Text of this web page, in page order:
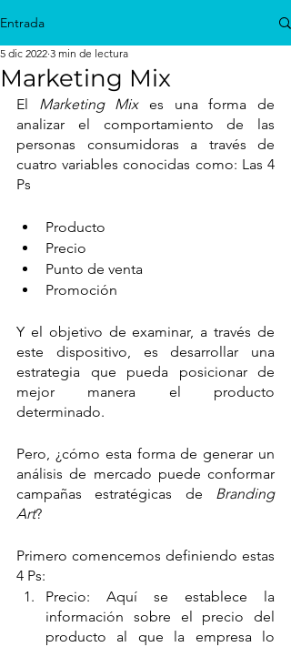
Entrada
Marketing Mix
5 dic 2022 3 min de lectura
El Marketing Mix es una forma de
analizar el comportamiento de las
personas consumidoras a través de
cuatro variables conocidas como: Las 4
Ps
Producto
Precio
Punto de venta
Promoción
Y el objetivo de examinar, a través de
este dispositivo, es desarrollar una
estrategia que pueda posicionar de
mejor manera el producto
determinado.
Pero, ¿cómo esta forma de generar un
análisis de mercado puede conformar
campañas estratégicas de Branding
Art?
Primero comencemos definiendo estas
4 Ps:
Precio: Aquí se establece la
información sobre el precio del
producto al que la empresa lo